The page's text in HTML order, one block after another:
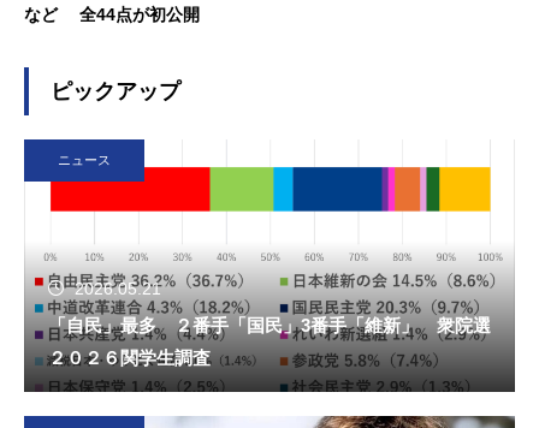
など 全44点が初公開
ピックアップ
ニュース
2026.05.21
「自民」最多 ２番手「国民」3番手「維新」 衆院選
２０２６関学生調査